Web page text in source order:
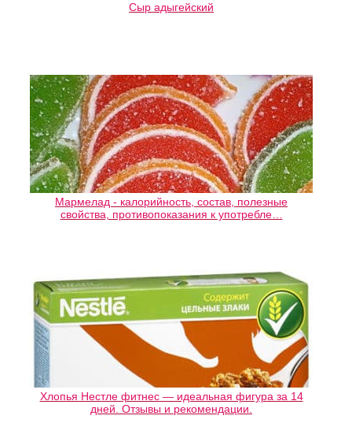
Сыр адыгейский
Мармелад - калорийность, состав, полезные
свойства, противопоказания к употребле…
Хлопья Нестле фитнес — идеальная фигура за 14
дней. Отзывы и рекомендации.